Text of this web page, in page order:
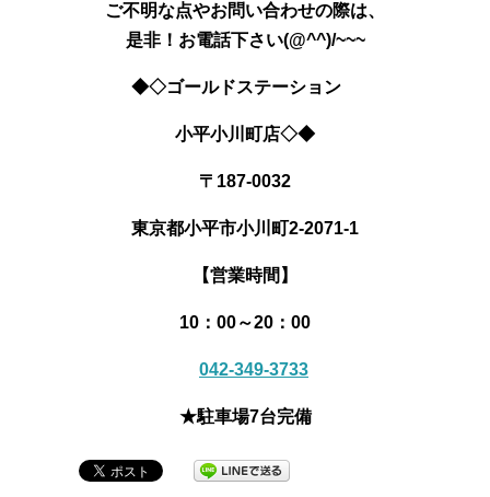
ご不明な点やお問い合わせの際は、
是非！お電話下さい(@^^)/~~~
◆◇ゴールドステーション
小平小川町店◇◆
〒187-0032
東京都小平市小川町2-2071-1
【営業時間】
10：00～20：00
042-349-3733
★駐車場7台完備